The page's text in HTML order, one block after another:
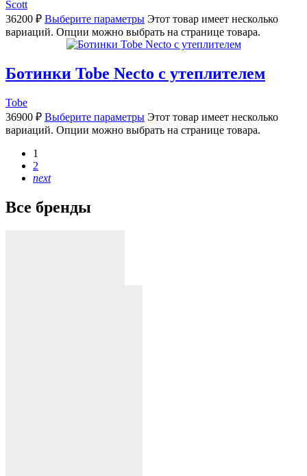
Scott
36200 ₽ Выберите параметры Этот товар имеет несколько
вариаций. Опции можно выбрать на странице товара.
Ботинки Tobe Necto с утеплителем
Tobe
36900 ₽ Выберите параметры Этот товар имеет несколько
вариаций. Опции можно выбрать на странице товара.
1
2
next
Все бренды